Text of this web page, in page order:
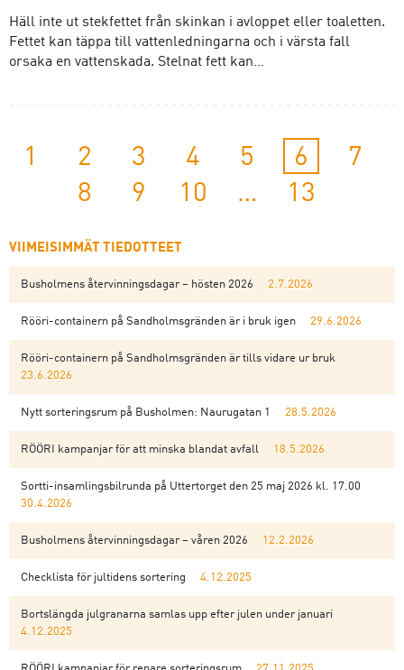
Häll inte ut stekfettet från skinkan i avloppet eller toaletten.
Fettet kan täppa till vattenledningarna och i värsta fall
orsaka en vattenskada. Stelnat fett kan…
1 2 3 4 5 6
7
8
9 10 … 13
VIIMEISIMMÄT TIEDOTTEET
Busholmens återvinningsdagar – hösten 2026 2.7.2026
Rööri-containern på Sandholmsgränden är i bruk igen 29.6.2026
Rööri-containern på Sandholmsgränden är tills vidare ur bruk
23.6.2026
Nytt sorteringsrum på Busholmen: Naurugatan 1 28.5.2026
RÖÖRI kampanjar för att minska blandat avfall 18.5.2026
Sortti-insamlingsbilrunda på Uttertorget den 25 maj 2026 kl. 17.00
30.4.2026
Busholmens återvinningsdagar – våren 2026 12.2.2026
Checklista för jultidens sortering 4.12.2025
Bortslängda julgranarna samlas upp efter julen under januari
4.12.2025